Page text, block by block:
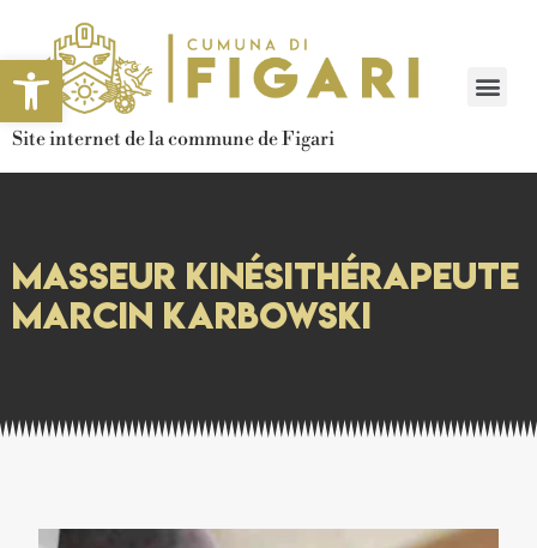
Site internet de la commune de Figari
Masseur Kinésithérapeute
Marcin Karbowski
Ouvrir la barre d’outils